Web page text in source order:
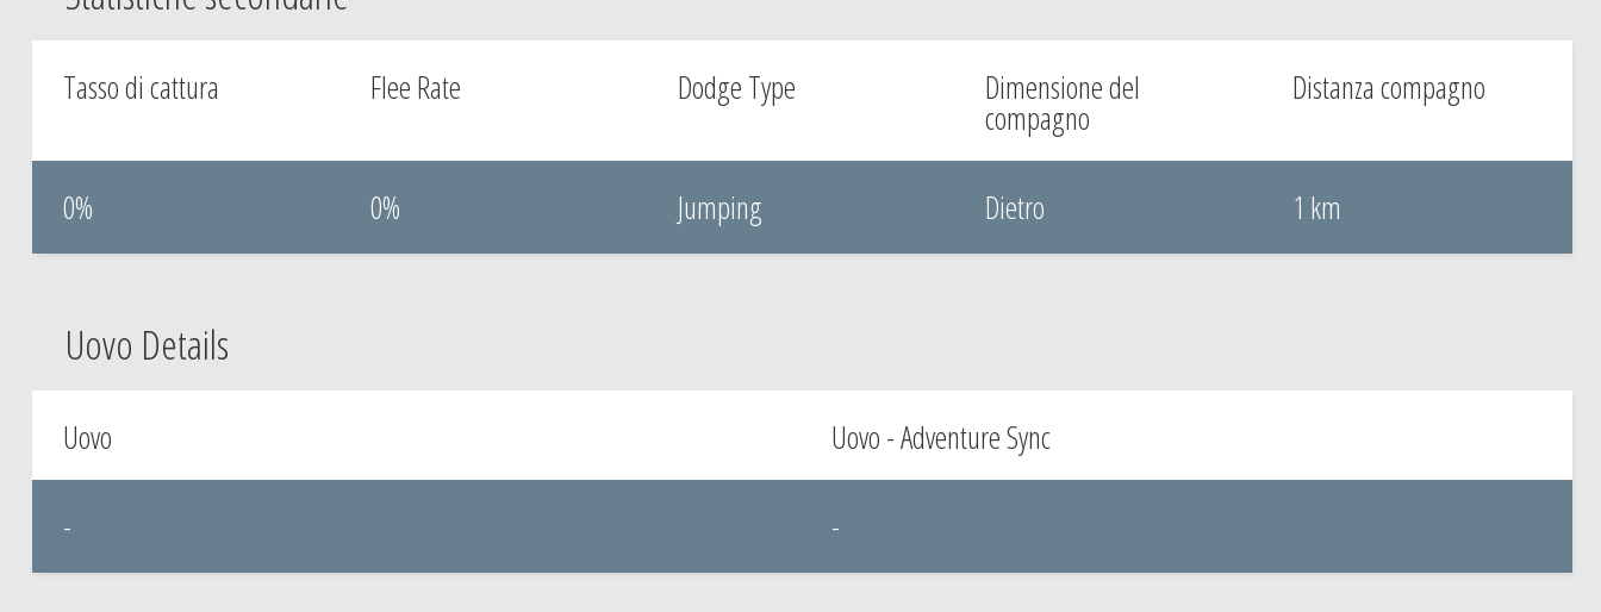
Tasso di cattura
0%
Flee Rate
0%
Dodge Type
Jumping
Dimensione del
compagno
Dietro
Distanza compagno
1 km
Uovo Details
Uovo
-
Uovo - Adventure Sync
-